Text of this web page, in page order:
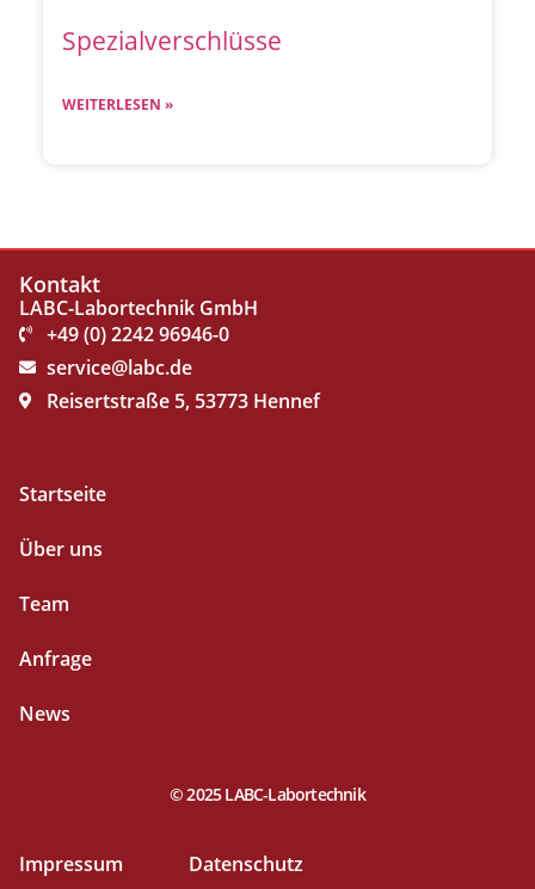
Spezialverschlüsse
WEITERLESEN »
Kontakt
LABC-Labortechnik GmbH
+49 (0) 2242 96946-0
service@labc.de
Reisertstraße 5, 53773 Hennef
Startseite
Über uns
Team
Anfrage
News
© 2025 LABC-Labortechnik
Impressum Datenschutz